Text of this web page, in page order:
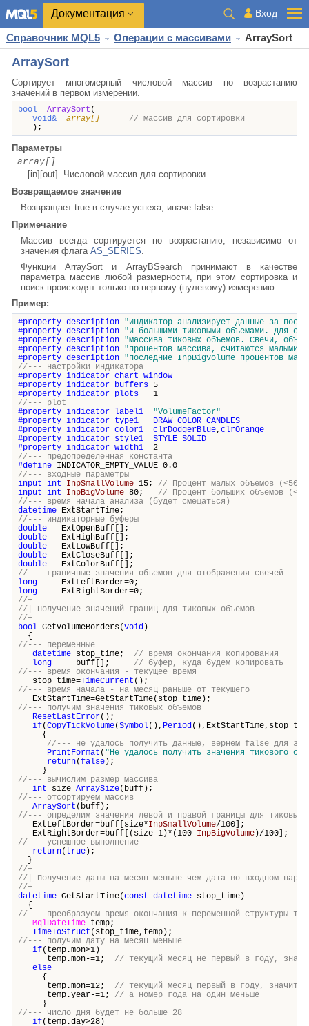
Документация Вход
Справочник MQL5 Операции с массивами ArraySort
ArraySort
Сортирует многомерный числовой массив по возрастанию
значений в первом измерении.
bool ArraySort (
void&
array[]
// массив для сортировки
);
Параметры
array[]
[in][out] Числовой массив для сортировки.
Возвращаемое значение
Возвращает true в случае успеха, иначе false.
Примечание
Массив всегда сортируется по возрастанию, независимо от
значения флага AS_SERIES.
Функции ArraySort и ArrayBSearch принимают в качестве
параметра массив любой размерности, при этом сортировка и
поиск происходят только по первому (нулевому) измерению.
Пример:
#property description "Индикатор анализирует данные за
#property description "и большими тиковыми объемами. Для
#property description "массива тиковых объемов. Свечи,
#property description "процентов массива, считаются
#property description "последние InpBigVolume процентов
//--- настройки индикатора
#property indicator_chart_window
#property indicator_buffers 5
#property indicator_plots 1
//--- plot
#property indicator_label1
"VolumeFactor"
#property indicator_type1
DRAW_COLOR_CANDLES
#property indicator_color1 clrDodgerBlue, clrOrange
#property indicator_style1
STYLE_SOLID
#property indicator_width1 2
//--- предопределенная константа
#define INDICATOR_EMPTY_VALUE 0.0
//--- входные параметры
input int InpSmallVolume=15; // Процент малых объемов (<50)
input int InpBigVolume=80; // Процент больших объемов
//--- время начала анализа (будет смещаться)
datetime ExtStartTime;
//--- индикаторные буферы
double ExtOpenBuff[];
double ExtHighBuff[];
double ExtLowBuff[];
double ExtCloseBuff[];
double ExtColorBuff[];
//--- граничные значения объемов для отображения свечей
long ExtLeftBorder=0;
long ExtRightBorder=0;
//
//| Получение значений границ для тиковых
//
bool GetVolumeBorders(void )
{
//--- переменные
datetime stop_time; // время окончания копирования
long buff[]; // буфер, куда будем копировать
//--- время окончания - текущее время
stop_time=TimeCurrent ();
//--- время начала - на месяц раньше от текущего
ExtStartTime=GetStartTime(stop_time);
//--- получим значения тиковых объемов
ResetLastError();
if(CopyTickVolume(Symbol(), Period
{
//--- не удалось получить данные, вернем false для
PrintFormat ( "Не удалось получить значения тикового
return(false );
}
//--- вычислим размер массива
int size=ArraySize(buff);
//--- отсортируем массив
ArraySort (buff);
//--- определим значения левой и правой границы для тиковых
ExtLeftBorder=buff[size*InpSmallVolume/100];
ExtRightBorder=buff[(size-1)*(100-InpBigVolume )/100];
//--- успешное выполнение
return( true );
}
//
//| Получение даты на месяц меньше чем дата во входном
//
datetime GetStartTime(const datetime stop_time)
{
//--- преобразуем время окончания к переменной структуры
MqlDateTime temp;
TimeToStruct (stop_time,temp);
//--- получим дату на месяц меньше
if(temp.mon>1)
temp.mon-=1; // текущий месяц не первый в году,
else
{
temp.mon=12; // текущий месяц первый в году, значит
temp.year-=1; // а номер года на один меньше
}
//--- число дня будет не больше 28
if(temp.day>28)